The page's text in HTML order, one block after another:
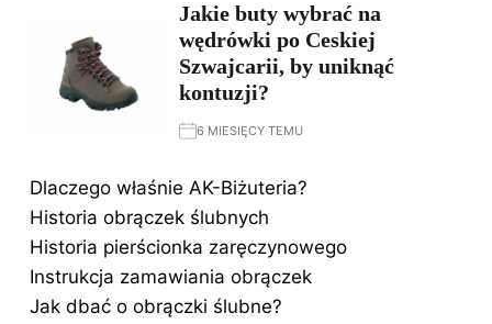
Jakie buty wybrać na
wędrówki po Ceskiej
Szwajcarii, by uniknąć
kontuzji?
6 MIESIĘCY TEMU
Dlaczego właśnie AK-Biżuteria?
Historia obrączek ślubnych
Historia pierścionka zaręczynowego
Instrukcja zamawiania obrączek
Jak dbać o obrączki ślubne?